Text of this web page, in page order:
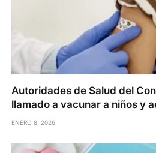
Autoridades de Salud del
llamado a vacunar a niños y
ENERO 8, 2026